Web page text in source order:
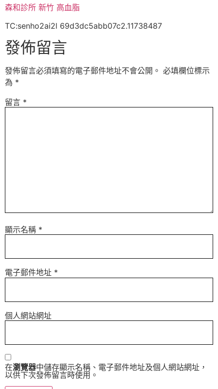
森和診所 新竹 高血脂
TC:senho2ai2l 69d3dc5abb07c2.11738487
發佈留言
發佈留言必須填寫的電子郵件地址不會公開。 必填欄位標示
為 *
留言 *
顯示名稱 *
電子郵件地址 *
個人網站網址
在瀏覽器中儲存顯示名稱、電子郵件地址及個人網站網址，
以供下次發佈留言時使用。